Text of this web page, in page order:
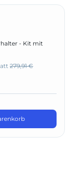
- Kit mit
279,91 €